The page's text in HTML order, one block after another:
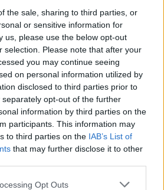
the sale, sharing to third parties, or
or sensitive information for
us, please use the below opt-out
selection. Please note that after your
you may continue seeing
on personal information utilized by
disclosed to third parties prior to
opt-out of the further
information by third parties on the
participants. This information may
to third parties on the IAB’s List of
that may further disclose it to other
Opt Outs
cikkeinket az érettségiről, az
felvételiről, ha érdekelnek a
a nyelvoktatás és a felnőttképzés
iratkozz fel hírleveleinkre